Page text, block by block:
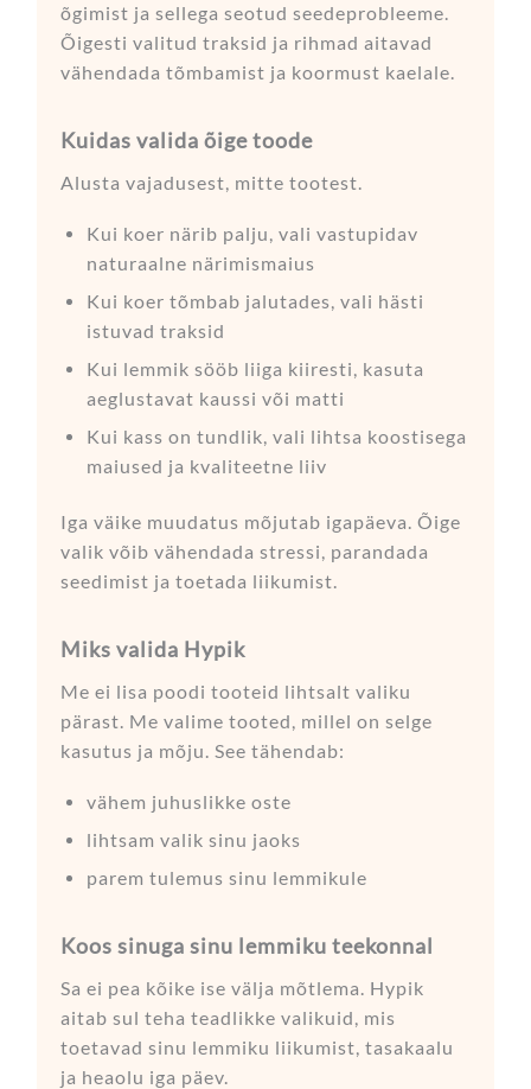
õgimist ja sellega seotud seedeprobleeme.
Õigesti valitud traksid ja rihmad aitavad
vähendada tõmbamist ja koormust kaelale.
Kuidas valida õige toode
Alusta vajadusest, mitte tootest.
Kui koer närib palju, vali vastupidav
naturaalne närimismaius
Kui koer tõmbab jalutades, vali hästi
istuvad traksid
Kui lemmik sööb liiga kiiresti, kasuta
aeglustavat kaussi või matti
Kui kass on tundlik, vali lihtsa koostisega
maiused ja kvaliteetne liiv
Iga väike muudatus mõjutab igapäeva. Õige
valik võib vähendada stressi, parandada
seedimist ja toetada liikumist.
Miks valida Hypik
Me ei lisa poodi tooteid lihtsalt valiku
pärast. Me valime tooted, millel on selge
kasutus ja mõju. See tähendab:
vähem juhuslikke oste
lihtsam valik sinu jaoks
parem tulemus sinu lemmikule
Koos sinuga sinu lemmiku teekonnal
Sa ei pea kõike ise välja mõtlema. Hypik
aitab sul teha teadlikke valikuid, mis
toetavad sinu lemmiku liikumist, tasakaalu
ja heaolu iga päev.